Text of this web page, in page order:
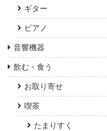
ギター
ピアノ
音響機器
飲む・食う
お取り寄せ
喫茶
たまりすく